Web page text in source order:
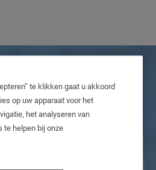
te klikken gaat u akkoord
op uw apparaat voor het
het analyseren van
te helpen bij onze